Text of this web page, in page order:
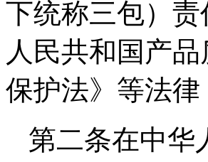
下统称三包）
人民共和国产
保护法》等法
第二条在中华